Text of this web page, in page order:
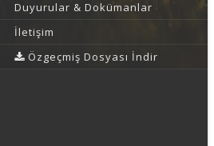
Duyurular & Dokümanlar
İletişim
Özgeçmiş Dosyası İndir